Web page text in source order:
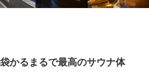
かるまるで最高のサウナ体